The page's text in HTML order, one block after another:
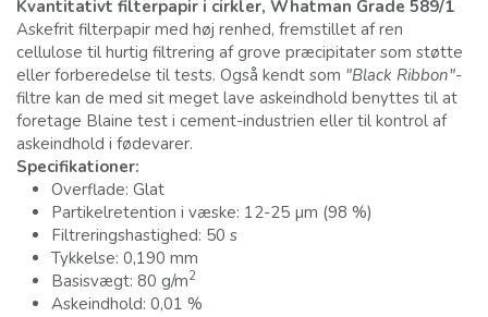
Kvantitativt filterpapir i cirkler, Whatman Grade 589/1
Askefrit filterpapir med høj renhed, fremstillet af ren
cellulose til hurtig filtrering af grove præcipitater som støtte
eller forberedelse til tests. Også kendt som "Black Ribbon"-
filtre kan de med sit meget lave askeindhold benyttes til at
foretage Blaine test i cement-industrien eller til kontrol af
askeindhold i fødevarer.
Specifikationer:
Overflade: Glat
Partikelretention i væske: 12-25 µm (98 %)
Filtreringshastighed: 50 s
Tykkelse: 0,190 mm
Basisvægt: 80 g/m2
Askeindhold: 0,01 %